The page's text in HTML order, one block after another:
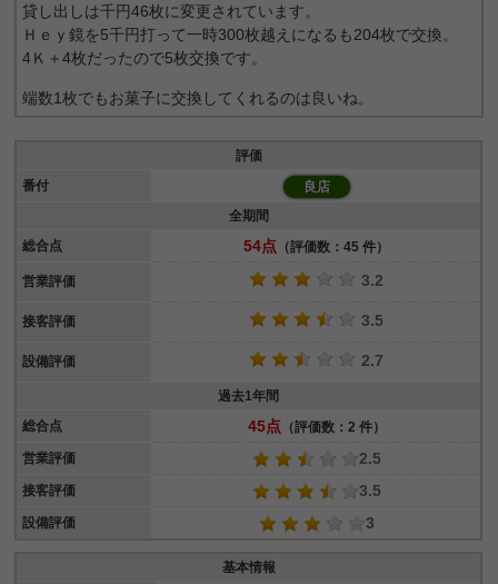
貸し出しは千円46枚に変更されています。
Ｈｅｙ鏡を5千円打って一時300枚越えになるも204枚で交換。
4Ｋ＋4枚だったので5枚交換です。
端数1枚でもお菓子に交換してくれるのは良いね。
評価
番付
良店
全期間
総合点
54点 （評価数：45 件）
営業評価 3.2
接客評価 3.5
設備評価 2.7
過去1年間
総合点
45点 （評価数：2 件）
営業評価
2.5
接客評価 3.5
設備評価 3
基本情報